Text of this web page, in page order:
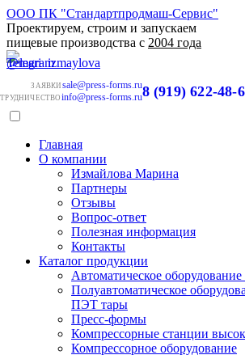
ООО ПК "Стандартпродмаш-Сервис"
Проектируем, строим и запускаем
пищевые производства с 2004 года
ЗАЯВКИ sale@press-forms.ru
info@press-forms.ru8 (919) 622-48-
Главная
О компании
Измайлова Марина
Партнеры
Отзывы
Вопрос-ответ
Полезная информация
Контакты
Каталог продукции
Автоматическое
Полуавтоматическое
ПЭТ тары
Пресс-формы
Компрессорные станции
Компрессорное оборудование